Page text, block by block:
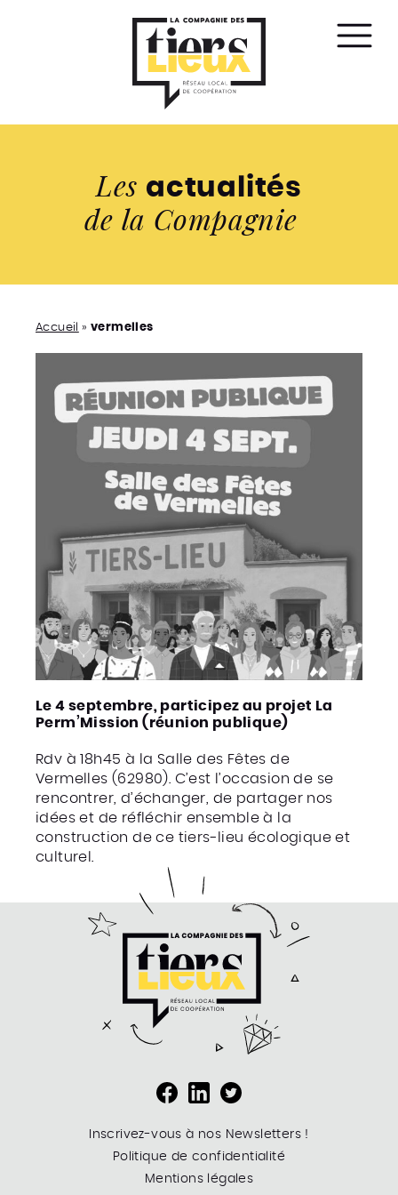
le
Les actualités
de la Compagnie
Accueil »vermelles
Le 4 septembre, participez au projet La
Perm’Mission (réunion publique)
Rdv à 18h45 à la Salle des Fêtes de
Vermelles (62980). C’est l’occasion de se
rencontrer, d’échanger, de partager nos
idées et de réfléchir ensemble à la
construction de ce tiers-lieu écologique et
culturel.
Inscrivez-vous à nos Newsletters !
Politique de confidentialité
Mentions légales